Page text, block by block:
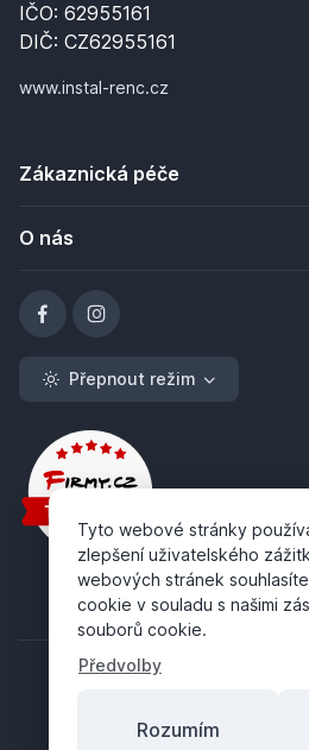
IČO: 62955161
DIČ: CZ62955161
www.instal-renc.cz
Zákaznická péče
O nás
Přepnout režim
Tyto webové stránky
zlepšení uživatelského
webových stránek
cookie v souladu s našimi
souborů cookie.
Předvolby
Rozumím